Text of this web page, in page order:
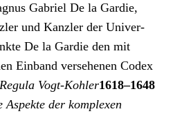
Gabriel De la Gardie,
und Kan­zler der Uni­ver­
De la Gardie den mit
Ein­band verse­henen Codex
Reg­u­la Vogt-Kohler1618–1648
der kom­plex­en